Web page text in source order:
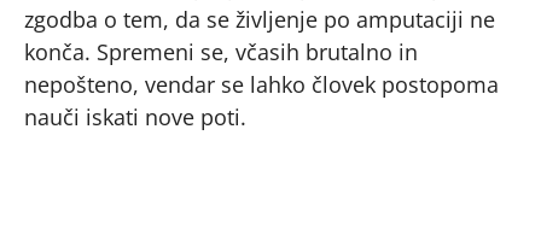
zgodba o tem, da se življenje po amputaciji ne
konča. Spremeni se, včasih brutalno in
nepošteno, vendar se lahko človek postopoma
nauči iskati nove poti.